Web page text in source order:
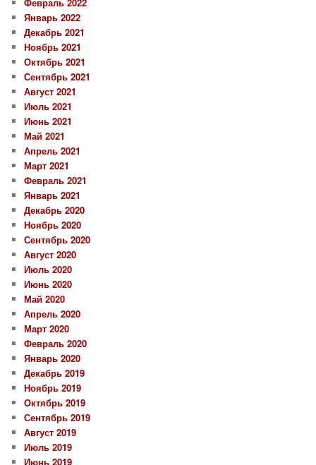
Январь 2022
Декабрь 2021
Ноябрь 2021
Октябрь 2021
Сентябрь 2021
Август 2021
Июль 2021
Июнь 2021
Май 2021
Апрель 2021
Март 2021
Февраль 2021
Январь 2021
Декабрь 2020
Ноябрь 2020
Сентябрь 2020
Август 2020
Июль 2020
Июнь 2020
Май 2020
Апрель 2020
Март 2020
Февраль 2020
Январь 2020
Декабрь 2019
Ноябрь 2019
Октябрь 2019
Сентябрь 2019
Август 2019
Июль 2019
Июнь 2019